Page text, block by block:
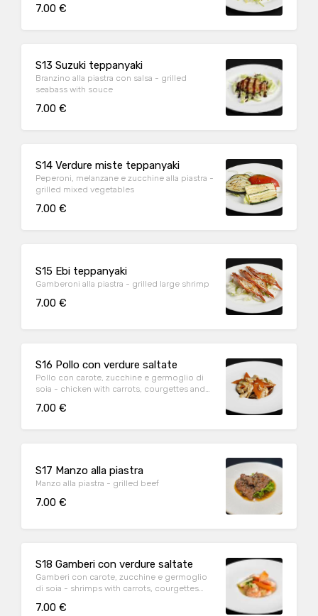
7.00 €
S13 Suzuki teppanyaki
Branzino alla piastra con salsa - grilled
seabass with souce
7.00 €
S14 Verdure miste teppanyaki
Peperoni, melanzane e zucchine alla piastra -
grilled mixed vegetables
7.00 €
S15 Ebi teppanyaki
Gamberoni alla piastra - grilled large shrimp
7.00 €
S16 Pollo con verdure saltate
Pollo con carote, zucchine e germoglio di
soia - chicken with carrots, courgettes and
7.00 €
S17 Manzo alla piastra
Manzo alla piastra - grilled beef
7.00 €
S18 Gamberi con verdure saltate
Gamberi con carote, zucchine e germoglio
di soia - shrimps with carrots, courgettes
7.00 €